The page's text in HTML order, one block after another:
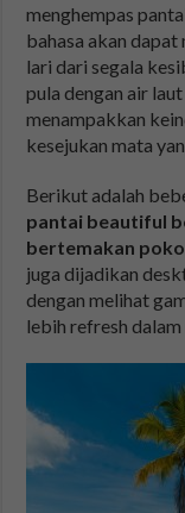
menghempas
bahasa akan
lari dari segala
pula dengan air
menampakkan
kesejukan mata
Berikut adalah
pantai beautiful
bertemakan
juga dijadikan
dengan melihat
lebih refresh dalam